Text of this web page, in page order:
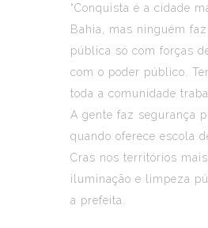
“Conquista é a cidade
Bahia, mas ninguém
pública só com forças
com o poder público.
toda a comunidade
A gente faz segurança
quando oferece escola
Cras nos territórios
iluminação e limpeza
a prefeita.